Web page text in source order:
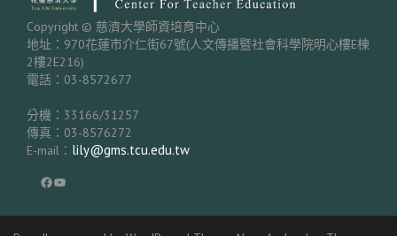
Copyright © 慈濟大學師資培育中心
地址：970花蓮市介仁街67號(人文傳播暨社會科學院明心樓E棟
2樓2E216)
電話：03-8572677
分機：33166/31257
傳真：03-8576272
E-mail： lily@gms.tcu.edu.tw
Facebook YouTube